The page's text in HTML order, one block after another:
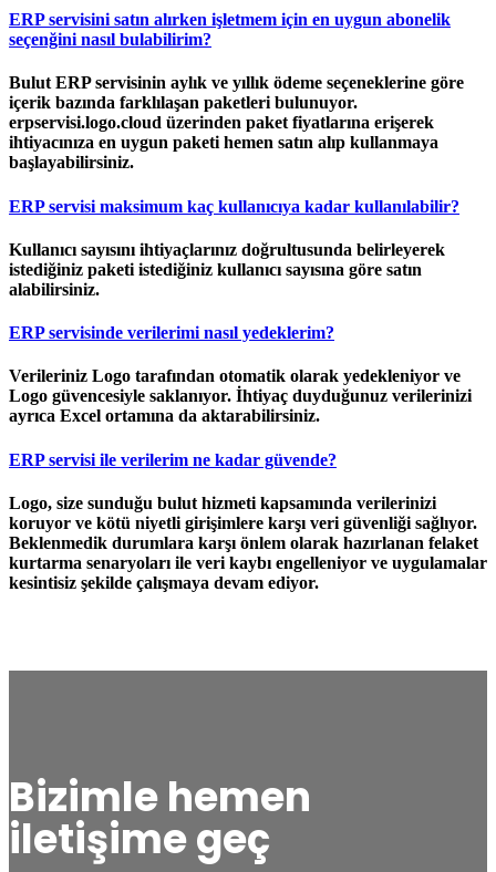
ERP servisini satın alırken işletmem için en uygun abonelik
seçenğini nasıl bulabilirim?
Bulut ERP servisinin aylık ve yıllık ödeme seçeneklerine göre
içerik bazında farklılaşan paketleri bulunuyor.
erpservisi.logo.cloud üzerinden paket fiyatlarına erişerek
ihtiyacınıza en uygun paketi hemen satın alıp kullanmaya
başlayabilirsiniz.
ERP servisi maksimum kaç kullanıcıya kadar kullanılabilir?
Kullanıcı sayısını ihtiyaçlarınız doğrultusunda belirleyerek
istediğiniz paketi istediğiniz kullanıcı sayısına göre satın
alabilirsiniz.
ERP servisinde verilerimi nasıl yedeklerim?
Verileriniz Logo tarafından otomatik olarak yedekleniyor ve
Logo güvencesiyle saklanıyor. İhtiyaç duyduğunuz verilerinizi
ayrıca Excel ortamına da aktarabilirsiniz.
ERP servisi ile verilerim ne kadar güvende?
Logo, size sunduğu bulut hizmeti kapsamında verilerinizi
koruyor ve kötü niyetli girişimlere karşı veri güvenliği sağlıyor.
Beklenmedik durumlara karşı önlem olarak hazırlanan felaket
kurtarma senaryoları ile veri kaybı engelleniyor ve uygulamalar
kesintisiz şekilde çalışmaya devam ediyor.
Bizimle hemen
iletişime geç